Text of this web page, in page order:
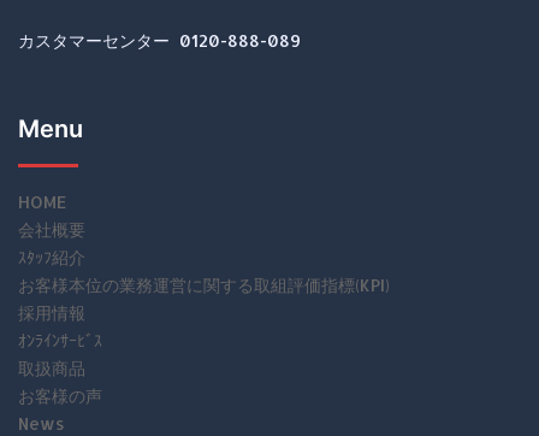
カスタマーセンター 0120-888-089
Menu
HOME
会社概要
ｽﾀｯﾌ紹介
お客様本位の業務運営に関する取組評価指標(KPI)
採用情報
ｵﾝﾗｲﾝｻｰﾋﾞｽ
取扱商品
お客様の声
News